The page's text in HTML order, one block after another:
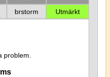
brstorm Utmärkt
problem.